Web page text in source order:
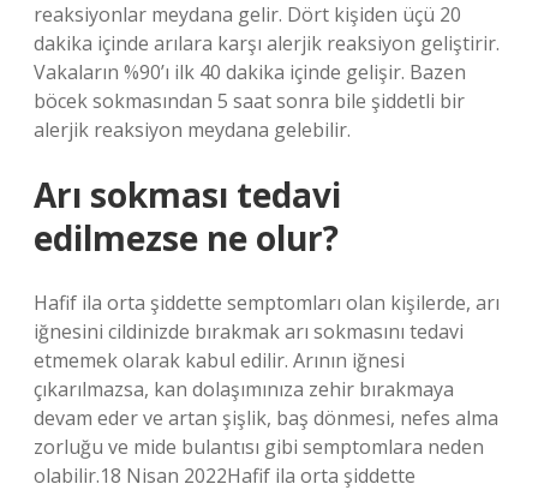
reaksiyonlar meydana gelir. Dört kişiden üçü 20
dakika içinde arılara karşı alerjik reaksiyon geliştirir.
Vakaların %90’ı ilk 40 dakika içinde gelişir. Bazen
böcek sokmasından 5 saat sonra bile şiddetli bir
alerjik reaksiyon meydana gelebilir.
Arı sokması tedavi
edilmezse ne olur?
Hafif ila orta şiddette semptomları olan kişilerde, arı
iğnesini cildinizde bırakmak arı sokmasını tedavi
etmemek olarak kabul edilir. Arının iğnesi
çıkarılmazsa, kan dolaşımınıza zehir bırakmaya
devam eder ve artan şişlik, baş dönmesi, nefes alma
zorluğu ve mide bulantısı gibi semptomlara neden
olabilir.18 Nisan 2022Hafif ila orta şiddette